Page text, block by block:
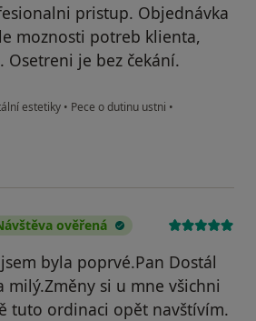
pristup. Objednávka
moznosti potreb klienta,
Osetreni je bez čekání.
estetiky • Pece o dutinu ustni •
účet byl odstraněn
ověřená
byla poprvé.Pan Dostál
milý.Změny si u mne všichni
tuto ordinaci opět navštívím.